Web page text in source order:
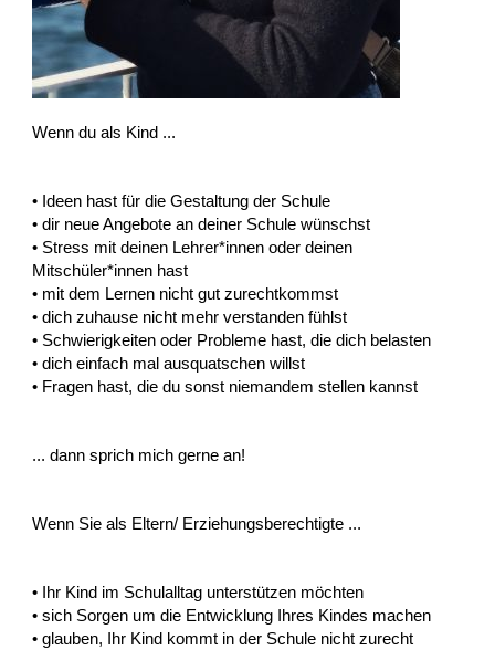
Wenn du als Kind ...
• Ideen hast für die Gestaltung der Schule
• dir neue Angebote an deiner Schule wünschst
• Stress mit deinen Lehrer*innen oder deinen
Mitschüler*innen hast
• mit dem Lernen nicht gut zurechtkommst
• dich zuhause nicht mehr verstanden fühlst
• Schwierigkeiten oder Probleme hast, die dich belasten
• dich einfach mal ausquatschen willst
• Fragen hast, die du sonst niemandem stellen kannst
... dann sprich mich gerne an!
Wenn Sie als Eltern/ Erziehungsberechtigte ...
• Ihr Kind im Schulalltag unterstützen möchten
• sich Sorgen um die Entwicklung Ihres Kindes machen
• glauben, Ihr Kind kommt in der Schule nicht zurecht